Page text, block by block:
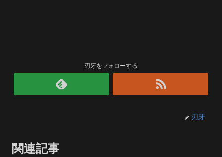
刃牙をフォローする
刃牙
関連記事